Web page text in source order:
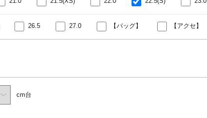
26.5 27.0 【バッグ】 【アクセ】
cm台